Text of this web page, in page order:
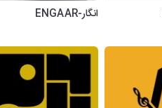
انگار-ENGAAR